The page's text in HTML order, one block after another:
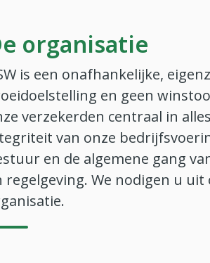
organisatie
is een onafhankelijke,
en geen
verzekerden centraal in
van onze
en de algemene gang
regelgeving. We nodigen u